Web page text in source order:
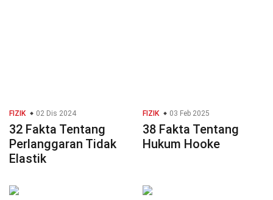
FIZIK 02 Dis 2024
32 Fakta Tentang
Perlanggaran Tidak
Elastik
FIZIK 03 Feb 2025
38 Fakta Tentang
Hukum Hooke